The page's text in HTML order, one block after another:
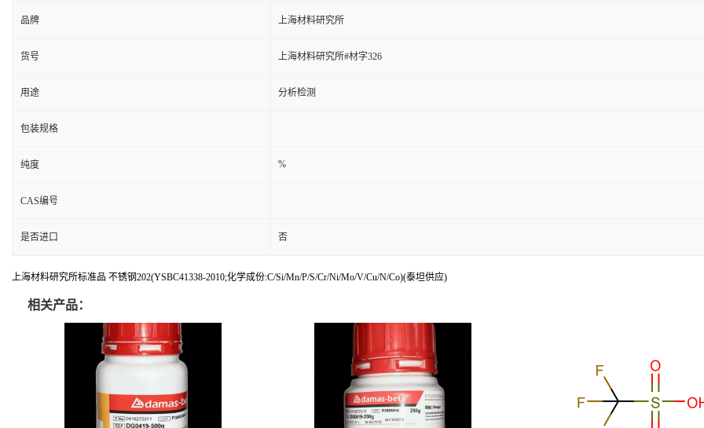
品牌 上海材料研究所
货号 上海材料研究所#材字326
用途 分析检测
包装规格
纯度 %
CAS编号
是否进口 否
上海材料研究所标准品 不锈钢202(YSBC41338-2010;化学成份:C/Si/Mn/P/S/Cr/Ni/Mo/V/Cu/N/Co)(泰坦供应)
相关产品：